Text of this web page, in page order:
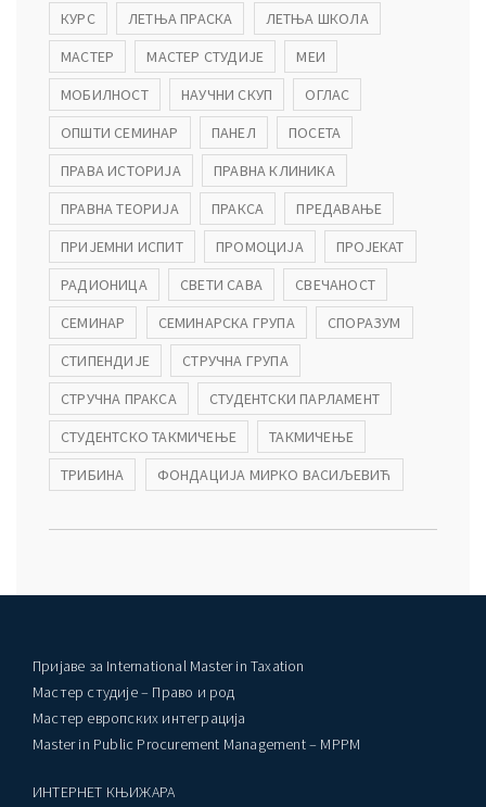
КУРС
ЛЕТЊА ПРАСКА
ЛЕТЊА ШКОЛА
МАСТЕР
МАСТЕР СТУДИЈЕ
МЕИ
МОБИЛНОСТ
НАУЧНИ СКУП
ОГЛАС
ОПШТИ СЕМИНАР
ПАНЕЛ
ПОСЕТА
ПРАВА ИСТОРИЈА
ПРАВНА КЛИНИКА
ПРАВНА ТЕОРИЈА
ПРАКСА
ПРЕДАВАЊЕ
ПРИЈЕМНИ ИСПИТ
ПРОМОЦИЈА
ПРОЈЕКАТ
РАДИОНИЦА
СВЕТИ САВА
СВЕЧАНОСТ
СЕМИНАР
СЕМИНАРСКА ГРУПА
СПОРАЗУМ
СТИПЕНДИЈЕ
СТРУЧНА ГРУПА
СТРУЧНА ПРАКСА
СТУДЕНТСКИ ПАРЛАМЕНТ
СТУДЕНТСКО ТАКМИЧЕЊЕ
ТАКМИЧЕЊЕ
ТРИБИНА
ФОНДАЦИЈА МИРКО ВАСИЉЕВИЋ
Пријаве за International Master in Taxation
Мастер студије – Право и род
Мастер европских интеграција
Master in Public Procurement Management – MPPM
ИНТЕРНЕТ КЊИЖАРА